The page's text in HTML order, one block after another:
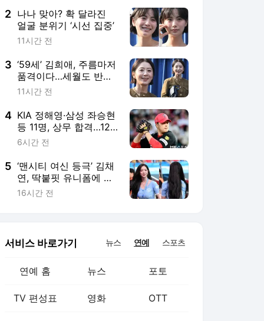
2 나나 맞아? 확 달라진
얼굴 분위기 ‘시선 집중’
11시간 전
3 ‘59세’ 김희애, 주름마저
품격이다…세월도 반한
우아함
11시간 전
4 KIA 정해영·삼성 좌승현
등 11명, 상무 합격…12
월 입대
6시간 전
5 ‘맨시티 여신 등극’ 김채
연, 딱붙핏 유니폼에 이
런 비밀이?
16시간 전
서비스 바로가기 뉴스 연예 스포츠
연예 홈 뉴스 포토
TV 편성표 영화 OTT